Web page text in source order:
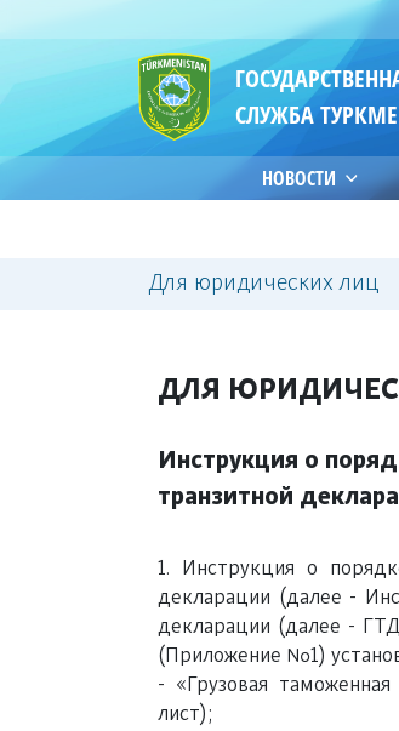
СЛУЖБА
НОВОСТИ
Для юридических лиц
ДЛЯ
Инструкция о
транзитной
1. Инструкция о
декларации (далее -
декларации (далее -
(Приложение №1)
- «Грузовая
лист);